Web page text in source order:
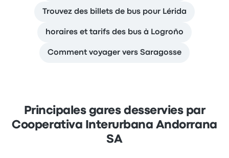
Trouvez des billets de bus pour Lérida
horaires et tarifs des bus à Logroño
Comment voyager vers Saragosse
Principales gares desservies par
Cooperativa Interurbana Andorrana
SA